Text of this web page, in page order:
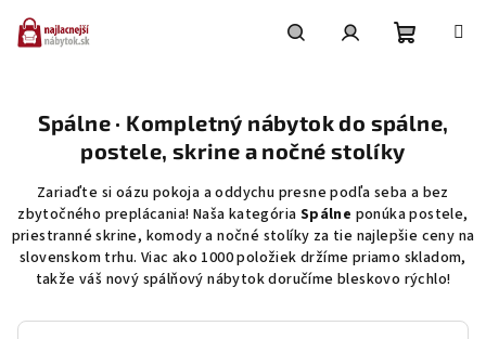
obsah
košík
Spálne · Kompletný nábytok do spálne,
postele, skrine a nočné stolíky
Zariaďte si oázu pokoja a oddychu presne podľa seba a bez
zbytočného preplácania! Naša kategória Spálne ponúka postele,
priestranné skrine, komody a nočné stolíky za tie najlepšie ceny na
slovenskom trhu. Viac ako 1000 položiek držíme priamo skladom,
takže váš nový spálňový nábytok doručíme bleskovo rýchlo!